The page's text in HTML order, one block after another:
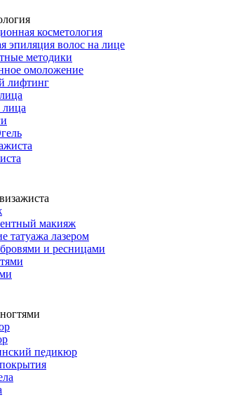
косметология
эпиляция волос на лице
методики
омоложение
лифтинг
макияж
татуажа лазером
и ресницами
педикюр